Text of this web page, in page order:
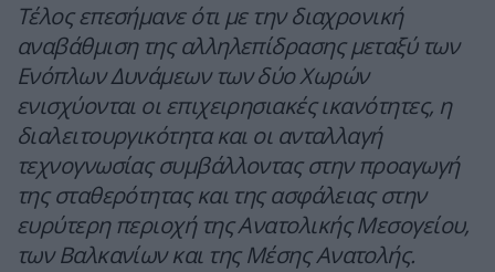
Τέλος επεσήμανε ότι με την διαχρονική
αναβάθμιση της αλληλεπίδρασης μεταξύ των
Ενόπλων Δυνάμεων των δύο Χωρών
ενισχύονται οι επιχειρησιακές ικανότητες, η
διαλειτουργικότητα και οι ανταλλαγή
τεχνογνωσίας συμβάλλοντας στην προαγωγή
της σταθερότητας και της ασφάλειας στην
ευρύτερη περιοχή της Ανατολικής Μεσογείου,
των Βαλκανίων και της Μέσης Ανατολής.